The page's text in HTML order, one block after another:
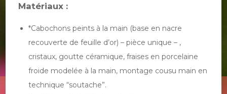
Matériaux :
*Cabochons peints à la main (base en nacre
recouverte de feuille d’or) – pièce unique – ,
cristaux, goutte céramique, fraises en porcelaine
froide modelée à la main, montage cousu main en
technique “soutache”.